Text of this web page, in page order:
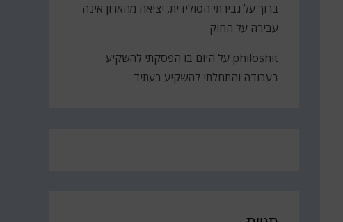
ברוך על גבירתי הסולידית, יציאה מהארון אינה
עבירה על החוק
philoshit על היום בו הפסקתי להשקיע
בעבודה והתחלתי להשקיע בעתיד